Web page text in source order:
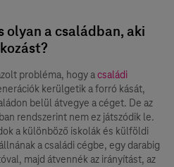
olyan a családban, aki
probléma, hogy acsaládi
kerülgetik a forró kását,
belül átvegye a céget. De az
rendszerint nem ez játszódik le.
a különböző iskolák és külföldi
a családi cégbe, egy darabig
majd átvennék az irányítást, az